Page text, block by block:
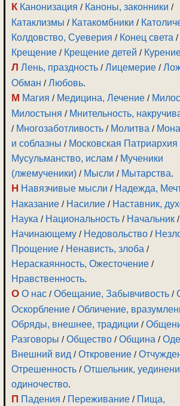
К Канонизация / Каноны, законники /
Катаклизмы / Катакомбники /
Колдовство, Суеверия / Конец света /
Крещение / Крещение детей /
Л Лень, праздность /Лицемерие /
Обман /Любовь.
М Магия / Медицина, Лечение /
Милостыня / Мнительность,
/ Многозаботливость / Молитва /
и соблазны / Московская Патриархия
Мусульманство, ислам / Мученики
(лжемученики) / Мысли / Мытарства.
Н Навязчивые мысли / Надежда,
Наказание / Насилие / Наставник,
Наука / Национальность / Начальник /
Начинающему / Недовольство /
Прощение / Ненависть, злоба /
Нераскаянность, Ожесточение /
Нравственность.
О О нас /Обещание, Забывчивость /
Оскорбление /Обличение,
Обряды, внешнее, традиции /
Разговоры /Общество /Община /
Внешний вид /Откровение /
Отрешенность /Отшельник,
одиночество.
П Падения / Переживание / Пища,